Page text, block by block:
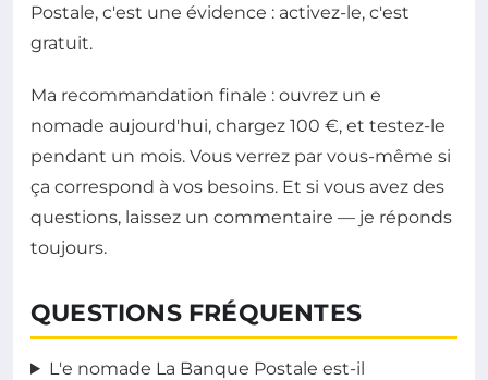
Postale, c'est une évidence : activez-le, c'est
gratuit.
Ma recommandation finale : ouvrez un e
nomade aujourd'hui, chargez 100 €, et testez-le
pendant un mois. Vous verrez par vous-même si
ça correspond à vos besoins. Et si vous avez des
questions, laissez un commentaire — je réponds
toujours.
QUESTIONS FRÉQUENTES
L'e nomade La Banque Postale est-il